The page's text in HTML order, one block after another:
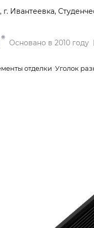
г. Ивантеевка,
Основано в 2010 году
отделки Уголок